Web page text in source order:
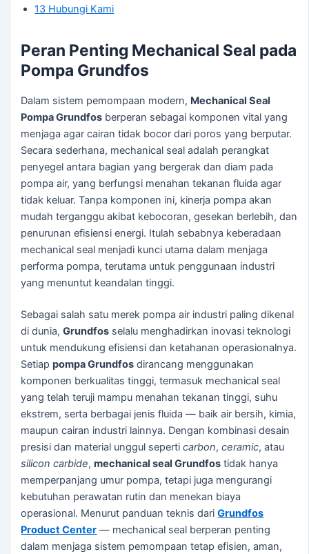
13 Hubungi Kami
Peran Penting Mechanical Seal pada
Pompa Grundfos
Dalam sistem pemompaan modern, Mechanical Seal
Pompa Grundfos berperan sebagai komponen vital yang
menjaga agar cairan tidak bocor dari poros yang berputar.
Secara sederhana, mechanical seal adalah perangkat
penyegel antara bagian yang bergerak dan diam pada
pompa air, yang berfungsi menahan tekanan fluida agar
tidak keluar. Tanpa komponen ini, kinerja pompa akan
mudah terganggu akibat kebocoran, gesekan berlebih, dan
penurunan efisiensi energi. Itulah sebabnya keberadaan
mechanical seal menjadi kunci utama dalam menjaga
performa pompa, terutama untuk penggunaan industri
yang menuntut keandalan tinggi.
Sebagai salah satu merek pompa air industri paling dikenal
di dunia,Grundfos selalu menghadirkan inovasi teknologi
untuk mendukung efisiensi dan ketahanan operasionalnya.
Setiappompa Grundfos dirancang menggunakan
komponen berkualitas tinggi, termasuk mechanical seal
yang telah teruji mampu menahan tekanan tinggi, suhu
ekstrem, serta berbagai jenis fluida — baik air bersih, kimia,
maupun cairan industri lainnya. Dengan kombinasi desain
presisi dan material unggul seperticarbon,ceramic, atau
silicon carbide,mechanical seal Grundfos tidak hanya
memperpanjang umur pompa, tetapi juga mengurangi
kebutuhan perawatan rutin dan menekan biaya
operasional. Menurut panduan teknis dariGrundfos
Product Center — mechanical seal berperan penting
dalam menjaga sistem pemompaan tetap efisien, aman,